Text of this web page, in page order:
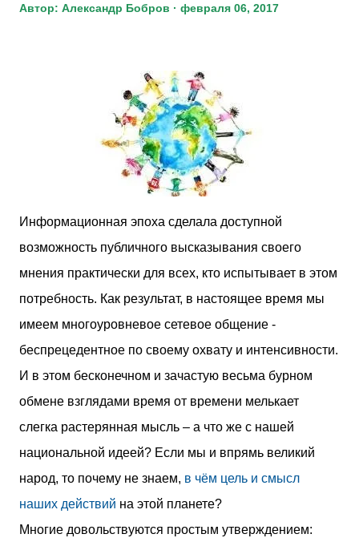
Автор: Александр Бобров февраля 06, 2017
Информационная эпоха сделала доступной
возможность публичного высказывания своего
мнения практически для всех, кто испытывает в этом
потребность. Как результат, в настоящее время мы
имеем многоуровневое сетевое общение -
беспрецедентное по своему охвату и интенсивности.
И в этом бесконечном и зачастую весьма бурном
обмене взглядами время от времени мелькает
слегка растерянная мысль – а что же с нашей
национальной идеей? Если мы и впрямь великий
народ, то почему не знаем, в чём цель и смысл
наших действий на этой планете?
Многие довольствуются простым утверждением: